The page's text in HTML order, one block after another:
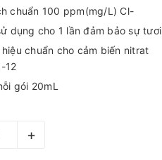
chuẩn 100 ppm(mg/L) Cl-
dụng cho 1 lần đảm bảo sự
hiệu chuẩn cho cảm biến nitrat
12
gói 20mL
+